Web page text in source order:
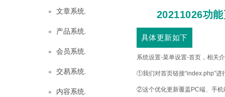
文章系统.
产品系统.
会员系统.
交易系统.
内容系统.
20211026功
具体更新如下
系统设置-菜单设置-首页，相关
①我们对首页链接“index.php”进
②这个优化更新覆盖PC端、手机